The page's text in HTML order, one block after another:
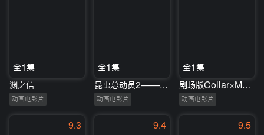
全1集
渊之信
动画电影片
全1集
动画电影片
全1集
动画电影片
9.3 9.4 9.5